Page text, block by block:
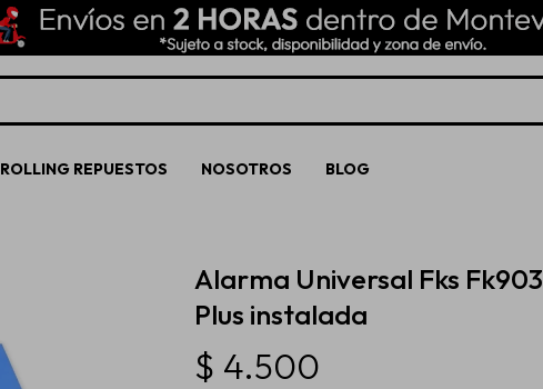
ROLLING REPUESTOS NOSOTROS BLOG
Alarma Universal Fks Fk903
Plus instalada
$ 4.500